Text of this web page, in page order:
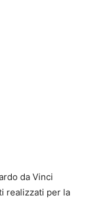
da Vinci
realizzati per la